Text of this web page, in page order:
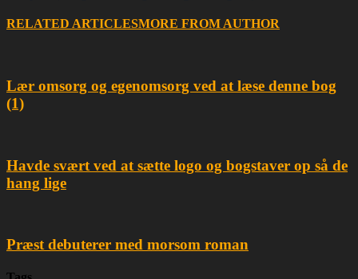
RELATED ARTICLESMORE FROM AUTHOR
Lær omsorg og egenomsorg ved at læse denne bog
(1)
Havde svært ved at sætte logo og bogstaver op så de
hang lige
Præst debuterer med morsom roman